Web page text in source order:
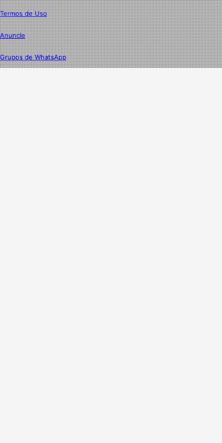
Termos de Uso
Anuncie
Grupos de WhatsApp